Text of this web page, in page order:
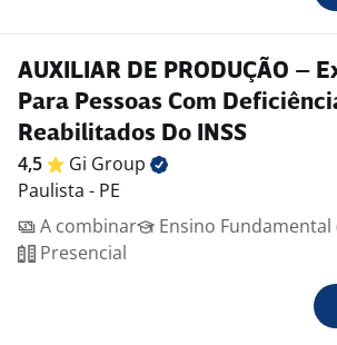
AUXILIAR DE PRODUÇÃO –
Para Pessoas Com
Reabilitados Do INSS
4,5 Gi Group
Paulista - PE
A combinar
Ensino Fundamental
Presencial